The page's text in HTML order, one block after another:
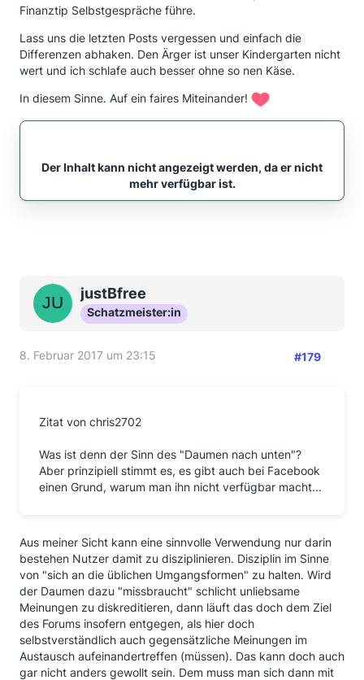
Finanztip Selbstgespräche führe.
Lass uns die letzten Posts vergessen und einfach die
Differenzen abhaken. Den Ärger ist unser Kindergarten nicht
wert und ich schlafe auch besser ohne so nen Käse.
In diesem Sinne. Auf ein faires Miteinander!
Der Inhalt kann nicht angezeigt werden, da er nicht
mehr verfügbar ist.
justBfree
Schatzmeister:in
8. Februar 2017 um 23:15 #179
Zitat von chris2702
Was ist denn der Sinn des "Daumen nach unten"?
Aber prinzipiell stimmt es, es gibt auch bei Facebook
einen Grund, warum man ihn nicht verfügbar macht...
Aus meiner Sicht kann eine sinnvolle Verwendung nur darin
bestehen Nutzer damit zu disziplinieren. Disziplin im Sinne
von "sich an die üblichen Umgangsformen" zu halten. Wird
der Daumen dazu "missbraucht" schlicht unliebsame
Meinungen zu diskreditieren, dann läuft das doch dem Ziel
des Forums insofern entgegen, als hier doch
selbstverständlich auch gegensätzliche Meinungen im
Austausch aufeinandertreffen (müssen). Das kann doch auch
gar nicht anders gewollt sein. Dem muss man sich dann mit